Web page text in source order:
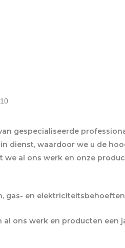
gespecialiseerde
dienst, waardoor we u de
al ons werk en onze
gas- en
ons werk en producten een